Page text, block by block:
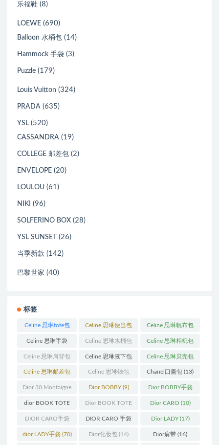
乐福鞋 (8)
LOEWE (690)
Balloon 水桶包 (14)
Hammock 手袋 (3)
Puzzle (179)
Louis Vuitton (324)
PRADA (635)
YSL (520)
CASSANDRA (19)
COLLEGE 邮差包 (2)
ENVELOPE (20)
LOULOU (61)
NIKI (96)
SOLFERINO BOX (28)
YSL SUNSET (26)
当季新款 (142)
巴黎世家 (40)
标签
Celine 思琳tote包
(23)
Celine 思琳便当包
(14)
Celine 思琳帆布包
(18)
Celine 思琳手袋
(250)
Celine 思琳水桶包
(55)
Celine 思琳相机包
(11)
Celine 思琳肩背包
(12)
Celine 思琳腋下包
(10)
Celine 思琳贝壳包
(12)
Celine 思琳邮差包
(13)
Celine 思琳钱包
(10)
Chanel口盖包 (13)
Dior 30 Montaigne
蒙田(31)
Dior BOBBY(9) Dior BOBBY手袋
(26)
dior BOOK TOTE
(12)
Dior BOOK TOTE
手袋(163)
Dior CARO (10)
DIOR CARO手袋
(11)
DIOR CARO 手袋
(31)
Dior LADY(17)
dior LADY手袋(70) Dior化妆包 (14) Dior肩带 (16)